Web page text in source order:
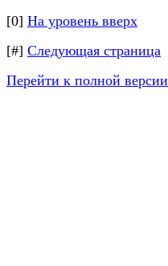
[0] На уровень вверх
[#] Следующая страница
Перейти к полной версии